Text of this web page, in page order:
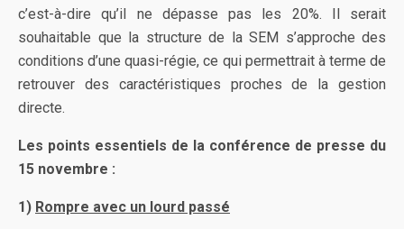
c’est-à-dire qu’il ne dépasse pas les 20%. Il serait
souhaitable que la structure de la SEM s’approche des
conditions d’une quasi-régie, ce qui permettrait à terme de
retrouver des caractéristiques proches de la gestion
directe.
Les points essentiels de la conférence de presse du
15 novembre :
1) Rompre avec un lourd passé